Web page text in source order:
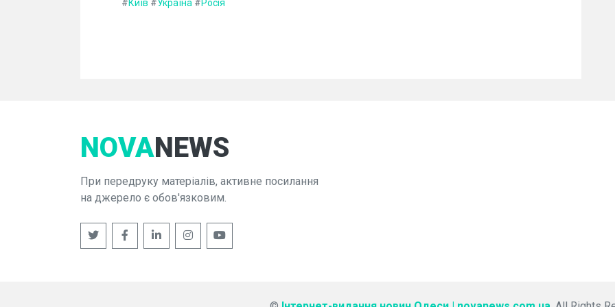
#Київ #Україна #Росія
NOVANEWS
При передруку матеріалів, активне посилання
на джерело є обов'язковим.